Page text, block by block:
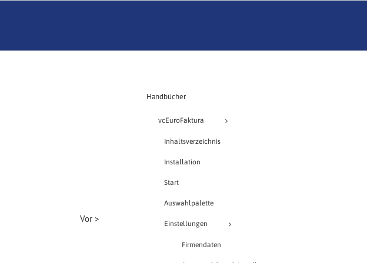
Vor >
Handbücher
vcEuroFaktura
Inhaltsverzeichnis
Installation
Start
Auswahlpalette
Einstellungen
Firmendaten